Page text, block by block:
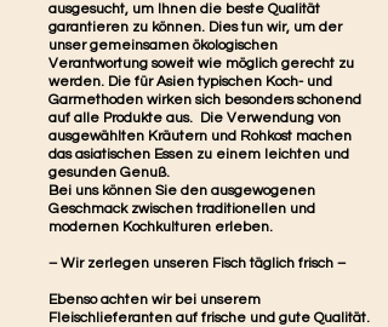
ausgesucht, um Ihnen die beste Qualität
garantieren zu können. Dies tun wir, um der
unser gemeinsamen ökologischen
Verantwortung soweit wie möglich gerecht zu
werden. Die für Asien typischen Koch- und
Garmethoden wirken sich besonders schonend
auf alle Produkte aus. Die Verwendung von
ausgewählten Kräutern und Rohkost machen
das asiatischen Essen zu einem leichten und
gesunden Genuß.
Bei uns können Sie den ausgewogenen
Geschmack zwischen traditionellen und
modernen Kochkulturen erleben.
– Wir zerlegen unseren Fisch täglich frisch –
Ebenso achten wir bei unserem
Fleischlieferanten auf frische und gute Qualität.